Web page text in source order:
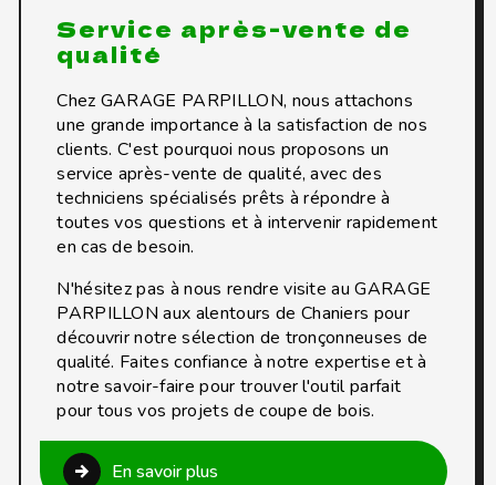
Service après-vente de
qualité
Chez GARAGE PARPILLON, nous attachons
une grande importance à la satisfaction de nos
clients. C'est pourquoi nous proposons un
service après-vente de qualité, avec des
techniciens spécialisés prêts à répondre à
toutes vos questions et à intervenir rapidement
en cas de besoin.
N'hésitez pas à nous rendre visite au GARAGE
PARPILLON aux alentours de Chaniers pour
découvrir notre sélection de tronçonneuses de
qualité. Faites confiance à notre expertise et à
notre savoir-faire pour trouver l'outil parfait
pour tous vos projets de coupe de bois.
En savoir plus